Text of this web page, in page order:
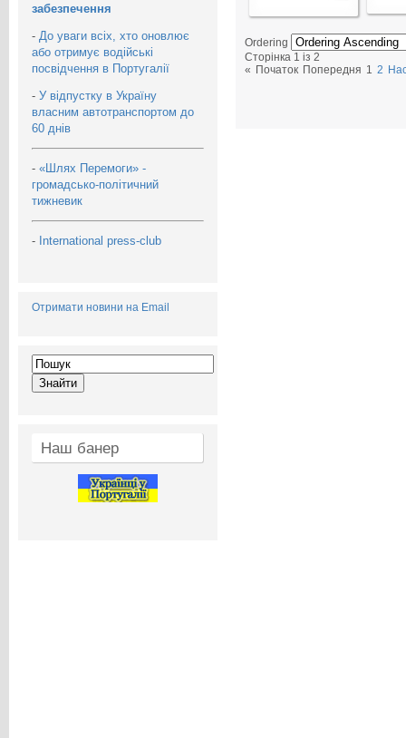
забезпечення
- До уваги всіх, хто оновлює
або отримує водійські
посвідчення в Португалії
- У відпустку в Україну
власним автотранспортом до
60 днів
- «Шлях Перемоги» -
громадсько-політичний
тижневик
- International press-club
Отримати новини на Email
Наш банер
Ordering
Сторінка 1 із 2
« Початок Попередня 1 2